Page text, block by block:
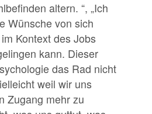
altern. “, „Ich
Wünsche von sich
Kontext des Jobs
kann. Dieser
das Rad nicht
weil wir uns
Zugang mehr zu